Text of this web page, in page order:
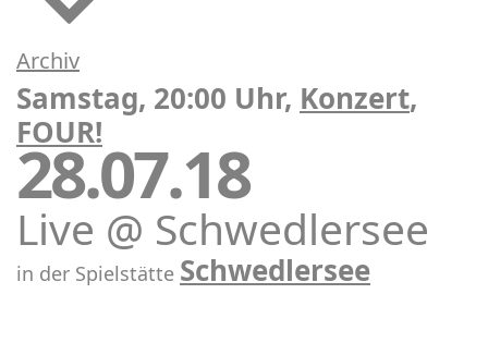
Archiv
Samstag, 20:00 Uhr, Konzert,
FOUR!
28.07.18
Live @ Schwedlersee
in der Spielstätte Schwedlersee